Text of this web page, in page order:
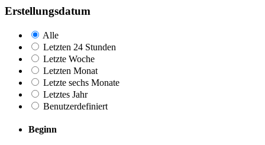
Erstellungsdatum
Alle
Letzten 24 Stunden
Letzte Woche
Letzten Monat
Letzte sechs Monate
Letztes Jahr
Benutzerdefiniert
Beginn